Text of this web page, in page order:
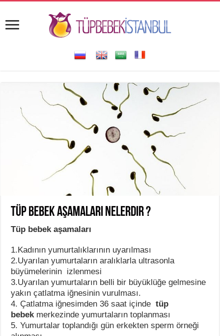
Tüp bebek aşamaları nelerdir ?
Tüp bebek aşamaları
1.Kadının yumurtalıklarının uyarılması
2.Uyarılan yumurtaların aralıklarla ultrasonla
büyümelerinin izlenmesi
3.Uyarılan yumurtaların belli bir büyüklüğe gelmesine
yakın çatlatma iğnesinin vurulması.
4. Çatlatma iğnesimden 36 saat içinde tüp
bebek merkezinde yumurtaların toplanması
5. Yumurtalar toplandığı gün erkekten sperm örneği